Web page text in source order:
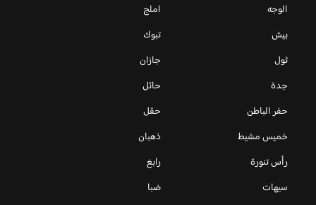
الوجه
املج
بيش
تبوك
ثول
جازان
جدة
حائل
حفر الباطن
حقل
خميس مشيط
ذهبان
رأس تنورة
رابغ
سيهات
ضبا